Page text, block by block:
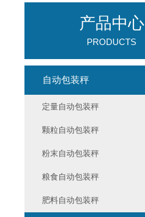
产品中心
PRODUCTS
自动包装秤
定量自动包装秤
颗粒自动包装秤
粉末自动包装秤
粮食自动包装秤
肥料自动包装秤